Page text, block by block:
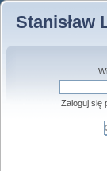
Stanisław
Zaloguj się